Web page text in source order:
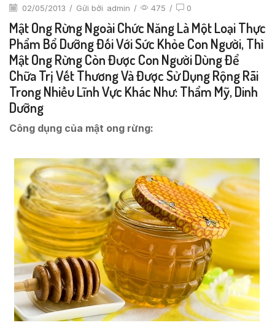
02/05/2013 / Gửi bởi admin / 475 / 0
Mật Ong Rừng Ngoài Chức Năng Là Một Loại Thực
Phẩm Bổ Dưỡng Đối Với Sức Khỏe Con Người, Thì
Mật Ong Rừng Còn Được Con Người Dùng Để
Chữa Trị Vết Thương Và Được Sử Dụng Rộng Rãi
Trong Nhiều Lĩnh Vực Khác Như: Thẩm Mỹ, Dinh
Dưỡng
Công dụng của mật ong rừng: